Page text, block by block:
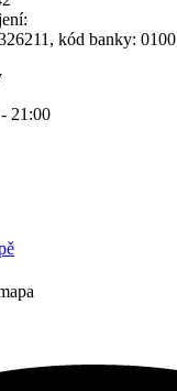
kód banky: 0100
21:00